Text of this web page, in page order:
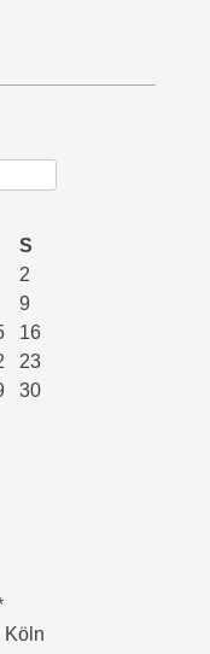
S
2
9
16
23
30
Köln